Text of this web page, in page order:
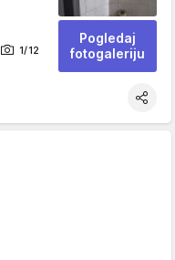
1/12
Pogledaj
fotogaleriju